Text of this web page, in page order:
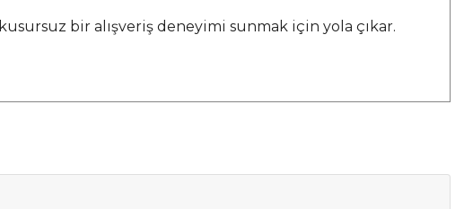
bir alışveriş deneyimi sunmak için yola çıkar.